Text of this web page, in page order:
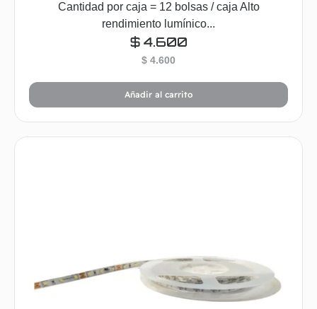
Cantidad por caja = 12 bolsas / caja Alto
rendimiento lumínico...
$4.600
$ 4.600
Añadir al carrito